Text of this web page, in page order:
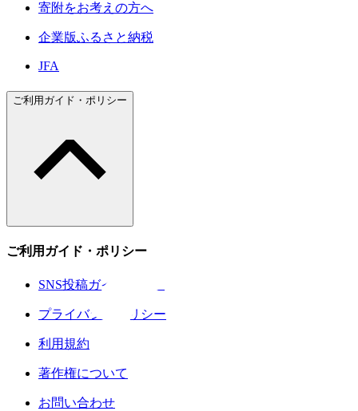
寄附をお考えの方へ
企業版ふるさと納税
JFA
ご利用ガイド・ポリシー
ご利用ガイド・ポリシー
SNS投稿ガイドライン
プライバシーポリシー
利用規約
著作権について
お問い合わせ